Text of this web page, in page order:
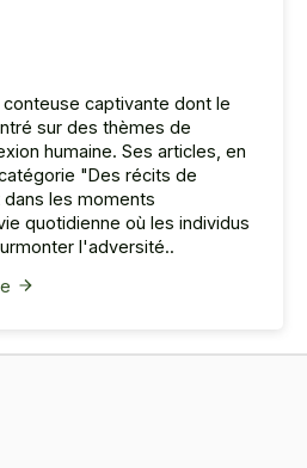
captivante dont le
sur des thèmes de
humaine. Ses articles, en
"Des récits de
les moments
quotidienne où les individus
l'adversité..